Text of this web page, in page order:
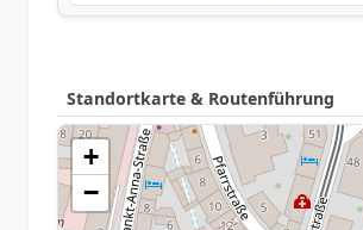
Standortkarte & Routenführung
+
−